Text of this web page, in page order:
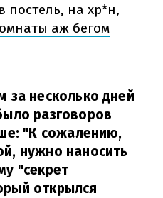
постель, на хр*н,
аж бегом
за несколько дней
разговоров
"К сожалению,
нужно наносить
"секрет
открылся